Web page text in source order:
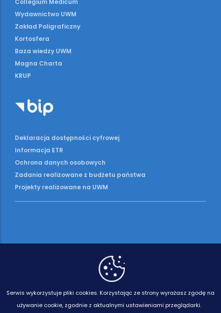
Collegium Medicum
Wydawnictwo UWM
Zakład Poligraficzny
Kortosfera
Baza wiedzy UWM
Magna Charta
KRUP
Deklaracja dostępności cyfrowej
Informacja ETR
Ochrona danych osobowych
Zadania realizowane z budżetu państwa
Projekty realizowane na UWM
Serwis wykorzystuje pliki cookies. Korzystając ze strony wyrażasz zgodę na
używanie cookie, zgodnie z aktualnymi ustawieniami przeglądarki.